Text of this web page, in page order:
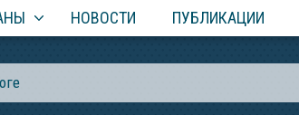
НОВОСТИ ПУБЛИКАЦИИ